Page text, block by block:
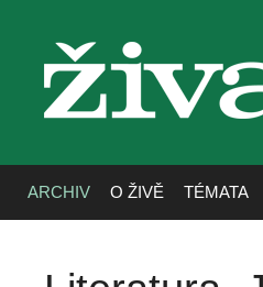
živa
ARCHIV O ŽIVĚ TÉMATA